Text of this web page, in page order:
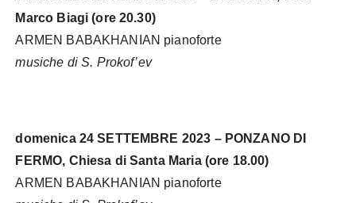
Marco Biagi (ore 20.30)
ARMEN BABAKHANIAN pianoforte
musiche di S. Prokof’ev
domenica 24 SETTEMBRE 2023 – PONZANO DI
FERMO, Chiesa di Santa Maria (ore 18.00)
ARMEN BABAKHANIAN pianoforte